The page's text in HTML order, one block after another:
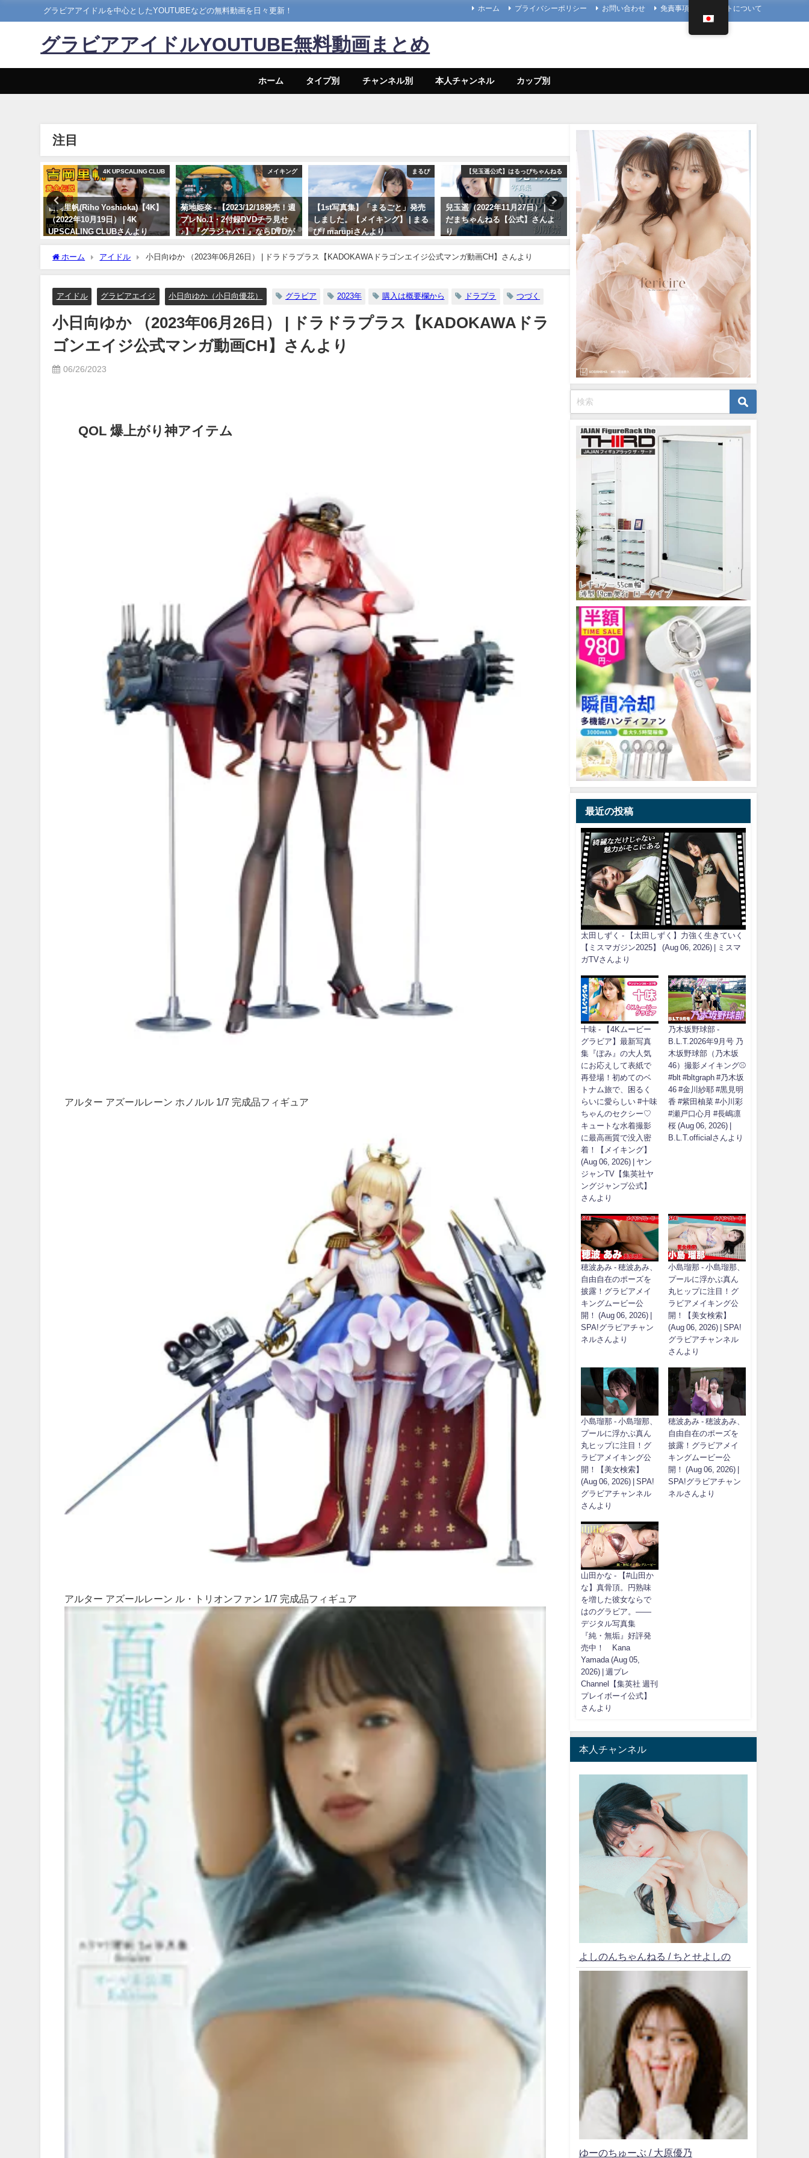
グラビアアイドルを中心としたYOUTUBEなどの無料動画を日々更新！ ホーム プライバシーポリシー お問い合わせ 免責事項 当サイトについて
グラビアアイドルYOUTUBE無料動画まとめ
ホーム タイプ別 チャンネル別 本人チャンネル カップ別
注目
4K UPSCALING CLUB
吉岡里帆(Riho Yoshioka)【4K】
（2022年10月19日） | 4K
UPSCALING CLUBさんより
メイキング
菊地姫奈 - 【2023/12/18発売！週
プレNo.1・2付録DVDチラ見せ
♪】『グラジャパ！』ならDVDが
視聴できる♪ #菊地姫奈 Hina
Kikuchi（2023年12月15日） | 週
プレChannel【集英社 週刊プレ
12/15/2023
まるぴ
【1st写真集】「まるごと」発売
しました。【メイキング】 | まる
ぴ / marupiさんより
【兒玉遥公式】はるっぴちゃんねる
兒玉遥（2022年11月27日） | こ
だまちゃんねる【公式】さんよ
り
Hカップ
ちとせよしの - 【解禁】写真集
「ただいま」過去最大露出な写
真集ができました（2024年07月
26日） | よしのんチャンネルさん
より
07/26/2024
篠崎愛【4K】（2023年08
日） | 4K UPSCALING
んより
08/25/2023
ホーム アイドル 小日向ゆか （2023年06月26日） | ドラドラプラス【KADOKAWAドラゴンエイジ公式マンガ動画CH】さんより
アイドル グラビアエイジ 小日向ゆか（小日向優花） グラビア 2023年 購入は概要欄から ドラプラ つづく
小日向ゆか （2023年06月26日） | ドラドラプラス【KADOKAWAドラ
ゴンエイジ公式マンガ動画CH】さんより
06/26/2023
QOL 爆上がり神アイテム
アルター アズールレーン ホノルル 1/7 完成品フィギュア
アルター アズールレーン ル・トリオンファン 1/7 完成品フィギュア
最近の投稿
太田しずく - 【太田しずく】力強く生きていく
【ミスマガジン2025】 (Aug 06, 2026) | ミスマ
ガTVさんより
十味 - 【4Kムービー
グラビア】最新写真
集『ぽみ』の大人気
にお応えして表紙で
再登場！初めてのベ
トナム旅で、困るく
らいに愛らしい #十味
ちゃんのセクシー♡
キュートな水着撮影
に最高画質で没入密
着！【メイキング】
(Aug 06, 2026) | ヤン
ジャンTV【集英社ヤ
ングジャンプ公式】
さんより
乃木坂野球部 -
B.L.T.2026年9月号 乃
木坂野球部（乃木坂
46）撮影メイキング⚾️
#blt #bltgraph #乃木坂
46 #金川紗耶 #黒見明
香 #紫田柚菜 #小川彩
#瀬戸口心月 #長嶋凛
桜 (Aug 06, 2026) |
B.L.T.officialさんより
穂波あみ - 穂波あみ、
自由自在のポーズを
披露！グラビアメイ
キングムービー公
開！ (Aug 06, 2026) |
SPA!グラビアチャン
ネルさんより
小島瑠那 - 小島瑠那、
プールに浮かぶ真ん
丸ヒップに注目！グ
ラビアメイキング公
開！【美女検索】
(Aug 06, 2026) | SPA!
グラビアチャンネル
さんより
小島瑠那 - 小島瑠那、
プールに浮かぶ真ん
丸ヒップに注目！グ
ラビアメイキング公
開！【美女検索】
(Aug 06, 2026) | SPA!
グラビアチャンネル
さんより
穂波あみ - 穂波あみ、
自由自在のポーズを
披露！グラビアメイ
キングムービー公
開！ (Aug 06, 2026) |
SPA!グラビアチャン
ネルさんより
山田かな - 【#山田か
な】真骨頂。円熟味
を増した彼女ならで
はのグラビア。――
デジタル写真集
『純・無垢』好評発
売中！ Kana
Yamada (Aug 05,
2026) | 週プレ
Channel【集英社 週刊
プレイボーイ公式】
さんより
本人チャンネル
よしのんちゃんねる / ちとせよしの
ゆーのちゅーぶ / 大原優乃